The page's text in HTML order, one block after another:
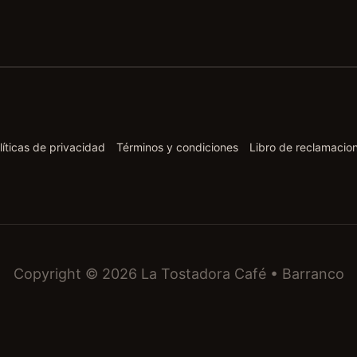
de privacidad Términos y condiciones Libro de
Copyright © 2026 La Tostadora Café • Barranco